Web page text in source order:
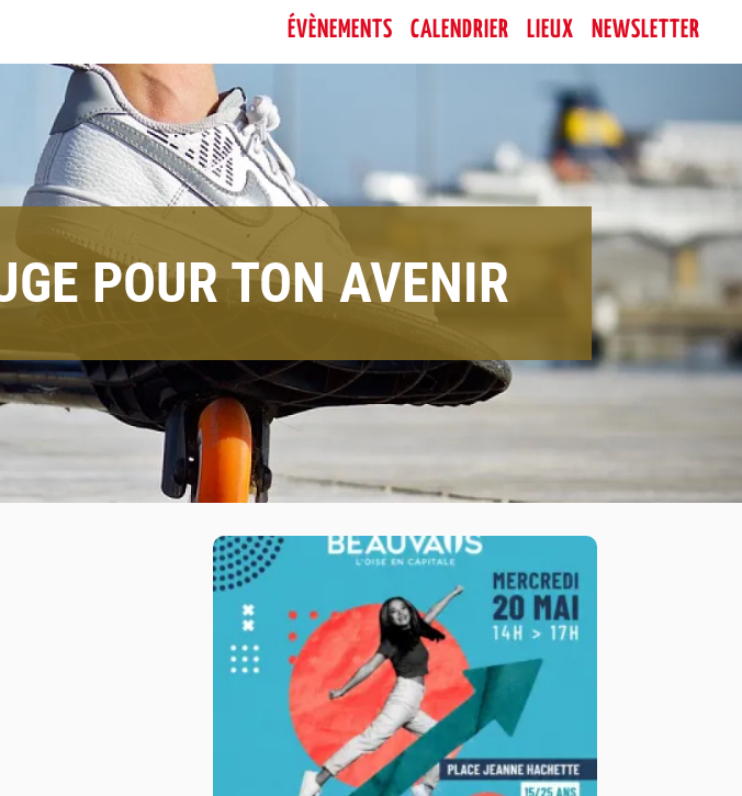
ÉVÈNEMENTS CALENDRIER LIEUX NEWSLETTER
POUR TON AVENIR